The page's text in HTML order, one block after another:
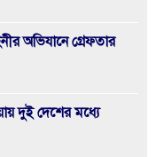
অভিযানে গ্রেফতার
দুই দেশের মধ্যে